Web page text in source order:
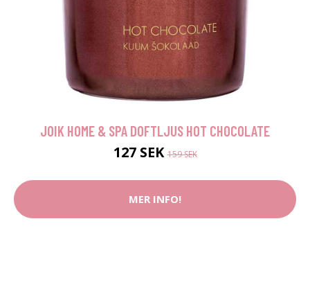
JOIK HOME & SPA DOFTLJUS HOT CHOCOLATE
127 SEK159 SEK
MER INFO!